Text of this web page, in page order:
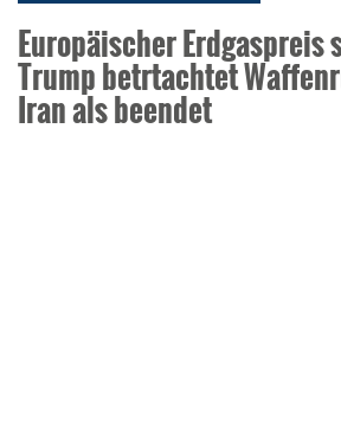
Europäischer Erdgaspreis
Trump betrtachtet
Iran als beendet